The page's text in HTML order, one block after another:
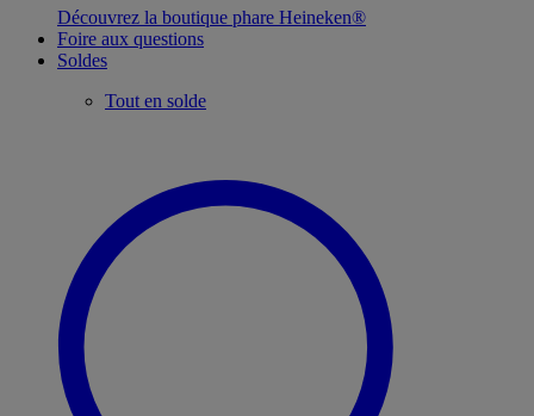
Découvrez la boutique phare Heineken®
Foire aux questions
Soldes
Tout en solde